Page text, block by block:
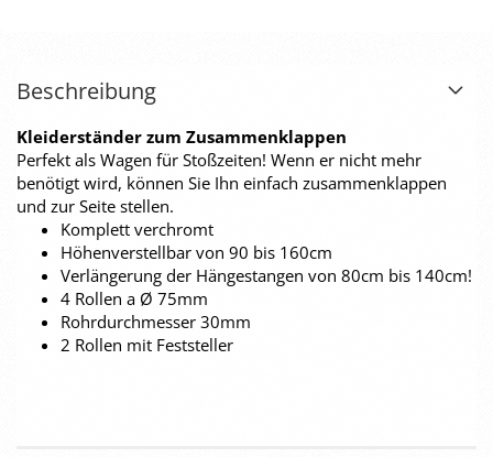
Beschreibung
Kleiderständer zum Zusammenklappen
Perfekt als Wagen für Stoßzeiten! Wenn er nicht mehr
benötigt wird, können Sie Ihn einfach zusammenklappen
und zur Seite stellen.
Komplett verchromt
Höhenverstellbar von 90 bis 160cm
Verlängerung der Hängestangen von 80cm bis 140cm!
4 Rollen a Ø 75mm
Rohrdurchmesser 30mm
2 Rollen mit Feststeller